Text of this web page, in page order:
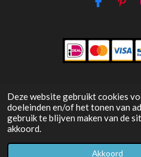
Deze website gebruikt cookies
doeleinden en/of het tonen van
gebruik te blijven maken van de
akkoord.
Akkoord
F
e
b
o
P
t
e
r
© 2019 - 2026
Powered byJouwWeb